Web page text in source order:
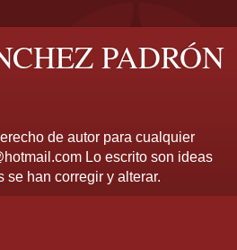
PADRÓN
de autor para cualquier
Lo escrito son ideas
se han corregir y alterar.